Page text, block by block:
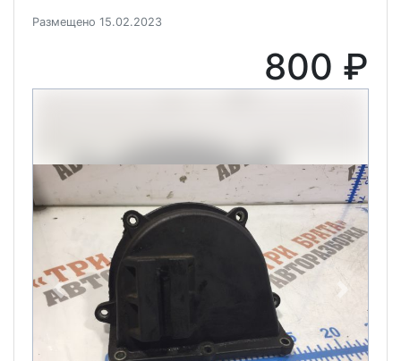
Размещено 15.02.2023
800 ₽
Previous Next